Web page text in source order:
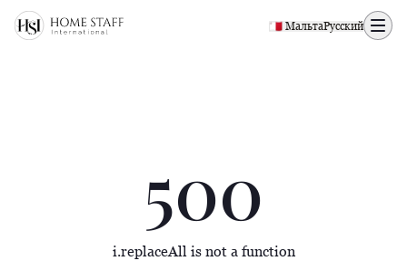
500 page
🇲🇹 МальтаРусский
500
i.replaceAll is not a function